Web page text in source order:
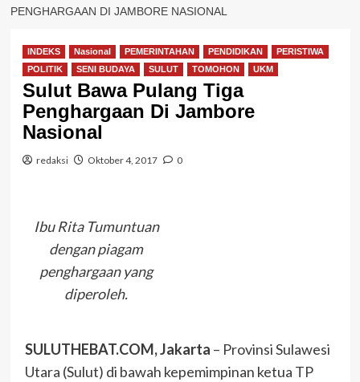
PENGHARGAAN DI JAMBORE NASIONAL
INDEKS Nasional PEMERINTAHAN PENDIDIKAN
PERISTIWA
POLITIK
SENI BUDAYA SULUT TOMOHON UKM
Sulut Bawa Pulang Tiga
Penghargaan Di Jambore
Nasional
redaksi Oktober 4, 2017 0
Ibu Rita Tumuntuan
dengan piagam
penghargaan yang
diperoleh.
SULUTHEBAT.COM, Jakarta – Provinsi Sulawesi
Utara (Sulut) di bawah kepemimpinan ketua TP